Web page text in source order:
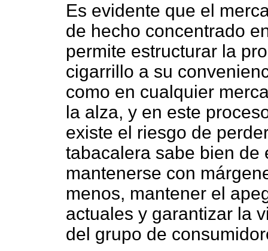
Es evidente que el
de hecho concentrado
permite estructurar la
cigarrillo a su
como en cualquier
la alza, y en este
existe el riesgo de
tabacalera sabe bien de
mantenerse con
menos, mantener el
actuales y garantizar la
del grupo de